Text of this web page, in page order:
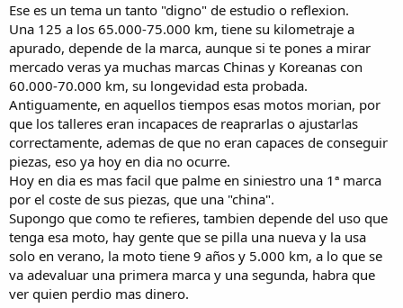
Ese es un tema un tanto "digno" de estudio o reflexion.
Una 125 a los 65.000-75.000 km, tiene su kilometraje a
apurado, depende de la marca, aunque si te pones a mirar
mercado veras ya muchas marcas Chinas y Koreanas con
60.000-70.000 km, su longevidad esta probada.
Antiguamente, en aquellos tiempos esas motos morian, por
que los talleres eran incapaces de reaprarlas o ajustarlas
correctamente, ademas de que no eran capaces de conseguir
piezas, eso ya hoy en dia no ocurre.
Hoy en dia es mas facil que palme en siniestro una 1ª marca
por el coste de sus piezas, que una "china".
Supongo que como te refieres, tambien depende del uso que
tenga esa moto, hay gente que se pilla una nueva y la usa
solo en verano, la moto tiene 9 años y 5.000 km, a lo que se
va adevaluar una primera marca y una segunda, habra que
ver quien perdio mas dinero.